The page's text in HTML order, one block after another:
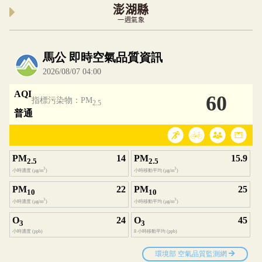
澎湖縣
一週氣象
內嵌空氣品質小工具為視覺預覽，完整即時空